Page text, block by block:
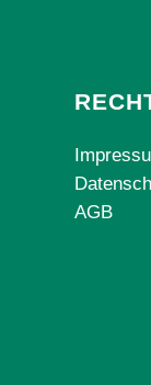
AGB